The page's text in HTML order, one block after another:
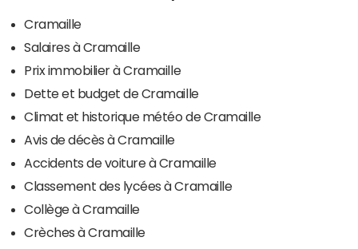
Cramaille
Salaires à Cramaille
Prix immobilier à Cramaille
Dette et budget de Cramaille
Climat et historique météo de Cramaille
Avis de décès à Cramaille
Accidents de voiture à Cramaille
Classement des lycées à Cramaille
Collège à Cramaille
Crèches à Cramaille